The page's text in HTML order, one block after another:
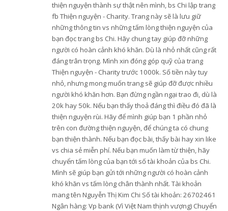
thiện nguyện thành sự thật nên mình, bs Chi lập trang
fb Thiện nguyện - Charity. Trang này sẽ là lưu giữ
những thông tin vs những tấm lòng thiện nguyện của
bạn đọc trang bs Chi. Hãy chung tay giúp đỡ những
người có hoàn cảnh khó khăn. Dù là nhỏ nhất cũng rất
đáng trân trọng. Mình xin đóng góp quỹ của trang
Thiện nguyện - Charity trước 1000k. Số tiền này tuy
nhỏ, nhưng mong muốn trang sẽ giúp đỡ được nhiều
người khó khăn hơn. Bạn đừng ngần ngại trao đi, dù là
20k hay 50k. Nếu bạn thấy thoả đáng thì điều đó đã là
thiện nguyện rùi. Hãy để mình giúp bạn 1 phần nhỏ
trên con đường thiện nguyện, để chúng ta có chung
bạn thiện thành. Nếu bạn đọc bài, thấy bài hay xin like
vs chia sẻ miễn phí. Nếu bạn muốn làm từ thiện, hãy
chuyển tấm lòng của bạn tới số tài khoản của bs Chi.
Mình sẽ giúp bạn gửi tới những người có hoàn cảnh
khó khăn vs tấm lòng chân thành nhất. Tài khoản
mang tên Nguyễn Thị Kim Chi Số tài khoản: 26702461
Ngân hàng: Vp bank (Vì Việt Nam thịnh vượng) Chuyển